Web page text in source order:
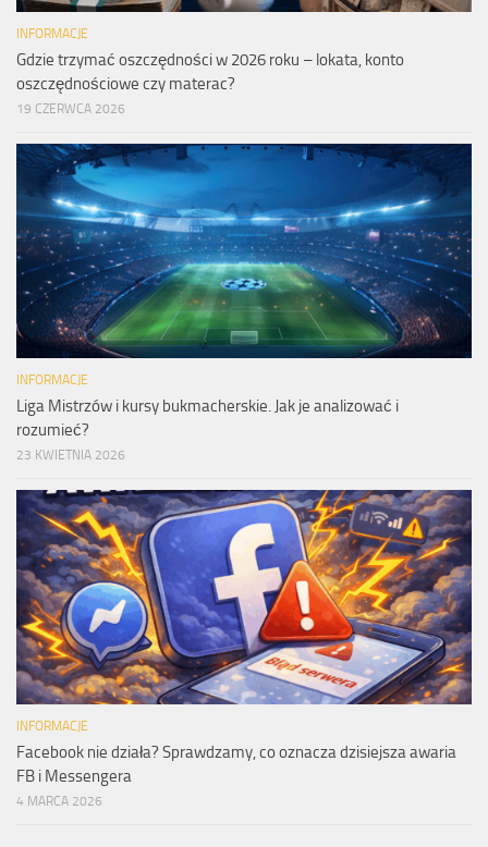
INFORMACJE
Gdzie trzymać oszczędności w 2026 roku – lokata, konto
oszczędnościowe czy materac?
19 CZERWCA 2026
INFORMACJE
Liga Mistrzów i kursy bukmacherskie. Jak je analizować i
rozumieć?
23 KWIETNIA 2026
INFORMACJE
Facebook nie działa? Sprawdzamy, co oznacza dzisiejsza awaria
FB i Messengera
4 MARCA 2026